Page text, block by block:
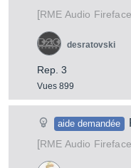
[RME Audio
Rep. 3
Vues 899
desratovski
aide demandée
[RME Audio